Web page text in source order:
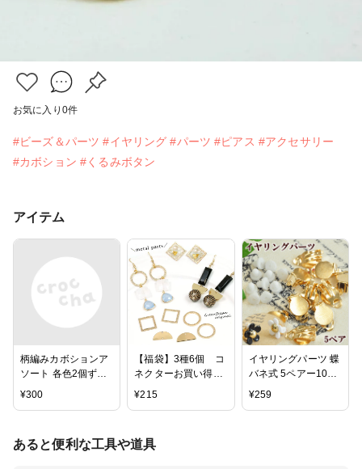
お気に入り 0件
#ビーズ＆パーツ #イヤリング #パーツ #ピアス #アクセサリー
#カボション #くるみボタン
アイテム
柄編みカボションア
ソート 各色2個ずつ
合計6個入り ベイク
ピアス カボション
¥300
【福袋】3種6個 コ
ネクターお買い得
set シンプルだから
し ハンマー フレー
¥215
イヤリングパーツ 蝶
バネ式 5ペアー10個
ゴールド 《 アクセ
¥259
あると便利な工具や道具